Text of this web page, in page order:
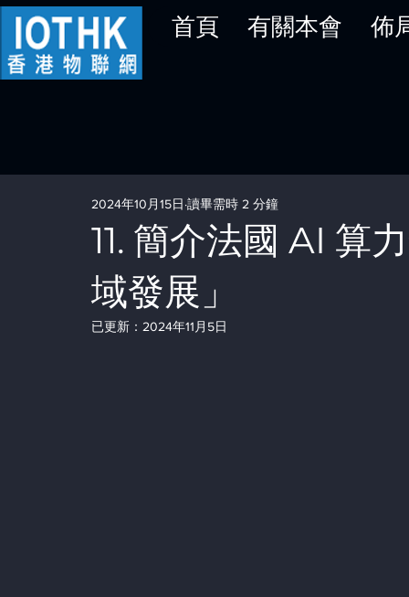
首頁 有關本會 佈
11. 簡介法國 AI 算
域發展」
2024年10月15日 讀畢需時 2 分鐘
已更新： 2024年11月5日